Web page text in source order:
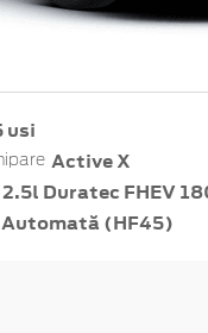
usi
Active X
2.5l Duratec FHEV
Automată (HF45)